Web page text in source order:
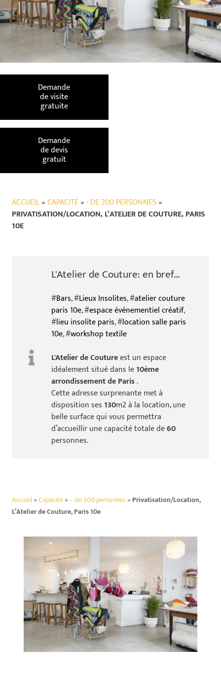
Demande
de visite
gratuite
Demande
de devis
gratuit
ACCUEIL»CAPACITÉ»- DE 200 PERSONNES»
PRIVATISATION/LOCATION, L’ATELIER DE COUTURE, PARIS
10E
L'Atelier de Couture: en bref...
#Bars, #Lieux Insolites, #atelier couture
paris 10e, #espace événementiel créatif,
#lieu insolite paris, #location salle paris
10e, #workshop textile
L'Atelier de Coutureest un espace
idéalement situé dans le10ème
arrondissement de Paris.
Cette adresse surprenante met à
disposition ses 130m2 à la location, une
belle surface qui vous permettra
d’accueillir une capacité totale de60
personnes.
Accueil»Capacité»– de 200 personnes » Privatisation/Location,
L’Atelier de Couture, Paris 10e